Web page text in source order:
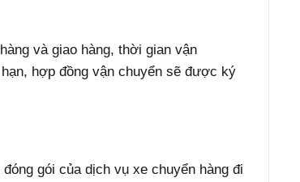
và giao hàng, thời gian vận
hợp đồng vận chuyển sẽ được ký
gói của dịch vụ xe chuyển hàng đi